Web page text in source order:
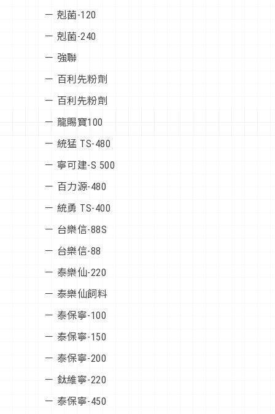
－ 剋菌-120
－ 剋菌-240
－ 強聯
－ 百利先粉劑
－ 百利先粉劑
－ 龍賜寶100
－ 統猛 TS-480
－ 寧可建-S 500
－ 百力源-480
－ 統勇 TS-400
－ 台樂信-88S
－ 台樂信-88
－ 泰樂仙-220
－ 泰樂仙飼料
－ 泰保寧-100
－ 泰保寧-150
－ 泰保寧-200
－ 鈦維寧-220
－ 泰保寧-450